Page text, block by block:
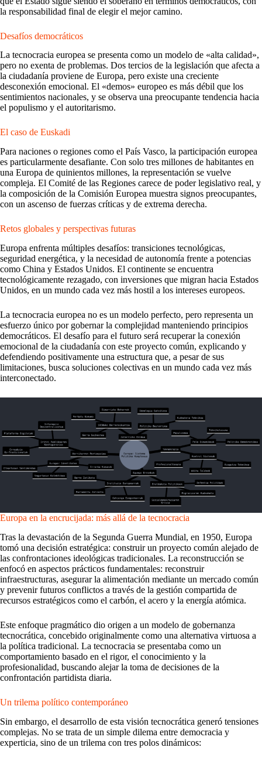
la responsabilidad final de elegir el mejor camino.
Desafíos democráticos
La tecnocracia europea se presenta como un modelo de «alta calidad»,
pero no exenta de problemas. Dos tercios de la legislación que afecta a
la ciudadanía proviene de Europa, pero existe una creciente
desconexión emocional. El «demos» europeo es más débil que los
sentimientos nacionales, y se observa una preocupante tendencia hacia
el populismo y el autoritarismo.
El caso de Euskadi
Para naciones o regiones como el País Vasco, la participación europea
es particularmente desafiante. Con solo tres millones de habitantes en
una Europa de quinientos millones, la representación se vuelve
compleja. El Comité de las Regiones carece de poder legislativo real, y
la composición de la Comisión Europea muestra signos preocupantes,
con un ascenso de fuerzas críticas y de extrema derecha.
Retos globales y perspectivas futuras
Europa enfrenta múltiples desafíos: transiciones tecnológicas,
seguridad energética, y la necesidad de autonomía frente a potencias
como China y Estados Unidos. El continente se encuentra
tecnológicamente rezagado, con inversiones que migran hacia Estados
Unidos, en un mundo cada vez más hostil a los intereses europeos.
La tecnocracia europea no es un modelo perfecto, pero representa un
esfuerzo único por gobernar la complejidad manteniendo principios
democráticos. El desafío para el futuro será recuperar la conexión
emocional de la ciudadanía con este proyecto común, explicando y
defendiendo positivamente una estructura que, a pesar de sus
limitaciones, busca soluciones colectivas en un mundo cada vez más
interconectado.
Europa en la encrucijada: más allá de la tecnocracia
Tras la devastación de la Segunda Guerra Mundial, en 1950, Europa
tomó una decisión estratégica: construir un proyecto común alejado de
las confrontaciones ideológicas tradicionales. La reconstrucción se
enfocó en aspectos prácticos fundamentales: reconstruir
infraestructuras, asegurar la alimentación mediante un mercado común
y prevenir futuros conflictos a través de la gestión compartida de
recursos estratégicos como el carbón, el acero y la energía atómica.
Este enfoque pragmático dio origen a un modelo de gobernanza
tecnocrática, concebido originalmente como una alternativa virtuosa a
la política tradicional. La tecnocracia se presentaba como un
comportamiento basado en el rigor, el conocimiento y la
profesionalidad, buscando alejar la toma de decisiones de la
confrontación partidista diaria.
Un trilema político contemporáneo
Sin embargo, el desarrollo de esta visión tecnocrática generó tensiones
complejas. No se trata de un simple dilema entre democracia y
experticia, sino de un trilema con tres polos dinámicos: